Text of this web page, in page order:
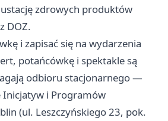
zdrowych produktów
DOZ.
i zapisać się na wydarzenia
potańcówkę i spektakle są
odbioru stacjonarnego —
Inicjatyw i Programów
(ul. Leszczyńskiego 23, pok.